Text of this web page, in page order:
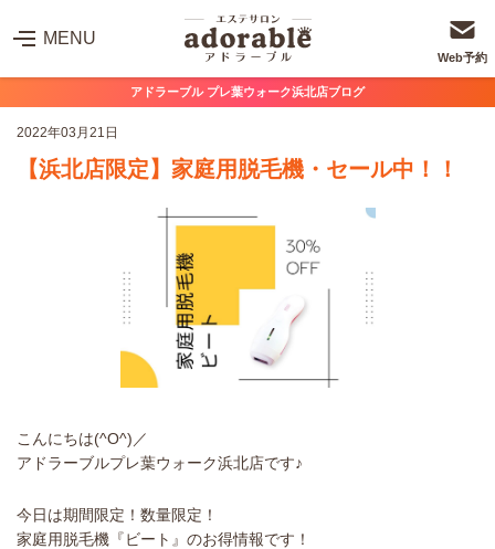
アドラーブル プレ葉ウォーク浜北店ブログ
MENU
Web予約
2022年03月21日
【浜北店限定】家庭用脱毛機・セール中！！
こんにちは(^O^)／
アドラーブルプレ葉ウォーク浜北店です♪
今日は期間限定！数量限定！
家庭用脱毛機『ビート』のお得情報です！